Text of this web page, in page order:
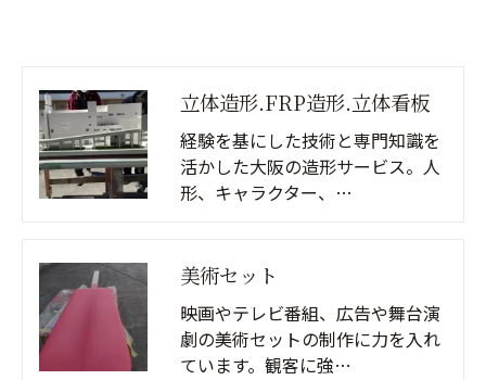
立体造形.FRP造形.立体看板
経験を基にした技術と専門知識を
活かした大阪の造形サービス。人
形、キャラクター、…
美術セット
映画やテレビ番組、広告や舞台演
劇の美術セットの制作に力を入れ
ています。観客に強…